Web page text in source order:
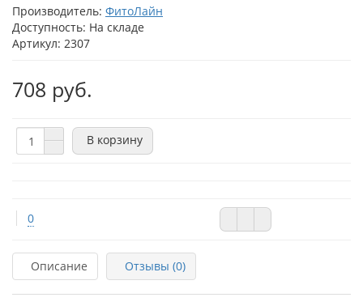
Производитель: ФитоЛайн
Доступность: На складе
Артикул: 2307
708 руб.
В корзину
0
Описание Отзывы (0)